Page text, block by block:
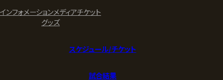
インフォメーションメディアチケット
グッズ
スケジュール/チケット
試合結果